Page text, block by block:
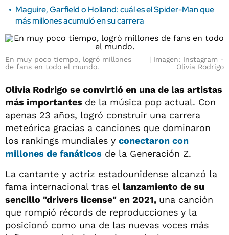
Maguire, Garfield o Holland: cuál es el Spider-Man que
más millones acumuló en su carrera
En muy poco tiempo, logró millones
de fans en todo el mundo.
Imagen: Instagram -
Olivia Rodrigo
Olivia Rodrigo se convirtió en una de las artistas
más importantes de la música pop actual. Con
apenas 23 años, logró construir una carrera
meteórica gracias a canciones que dominaron
los rankings mundiales y conectaron con
millones de fanáticos de la Generación Z.
La cantante y actriz estadounidense alcanzó la
fama internacional tras el lanzamiento de su
sencillo "drivers license" en 2021, una canción
que rompió récords de reproducciones y la
posicionó como una de las nuevas voces más